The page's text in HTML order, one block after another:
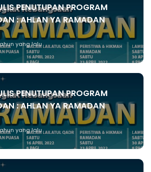
PENUTUPAN PROGRAM
: AHLAN YA RAMADAN
yang lalu
PENUTUPAN PROGRAM
: AHLAN YA RAMADAN
yang lalu